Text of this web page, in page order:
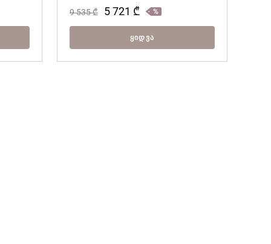
9 535₾ 5 721 ₾
ᲧᲘᲓᲕᲐ